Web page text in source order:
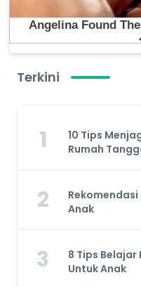
Terkini
1
10 Tips
Rumah
2
Anak
3
8 Tips
Untuk Anak